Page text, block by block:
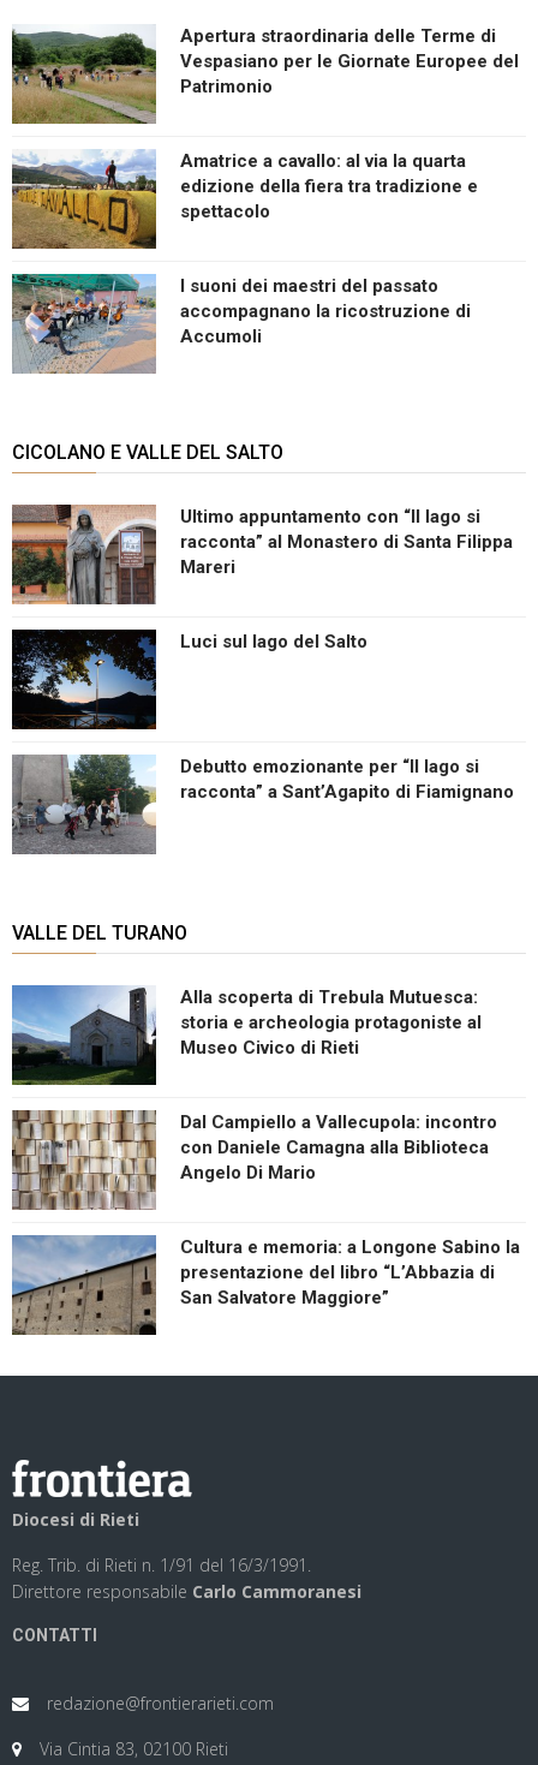
Apertura straordinaria delle Terme di
Vespasiano per le Giornate Europee del
Patrimonio
Amatrice a cavallo: al via la quarta
edizione della fiera tra tradizione e
spettacolo
I suoni dei maestri del passato
accompagnano la ricostruzione di
Accumoli
CICOLANO E VALLE DEL SALTO
Ultimo appuntamento con “Il lago si
racconta” al Monastero di Santa Filippa
Mareri
Luci sul lago del Salto
Debutto emozionante per “Il lago si
racconta” a Sant’Agapito di Fiamignano
VALLE DEL TURANO
Alla scoperta di Trebula Mutuesca:
storia e archeologia protagoniste al
Museo Civico di Rieti
Dal Campiello a Vallecupola: incontro
con Daniele Camagna alla Biblioteca
Angelo Di Mario
Cultura e memoria: a Longone Sabino la
presentazione del libro “L’Abbazia di
San Salvatore Maggiore”
Diocesi di Rieti
Reg. Trib. di Rieti n. 1/91 del 16/3/1991.
Direttore responsabile Carlo Cammoranesi
CONTATTI
redazione@frontierarieti.com
Via Cintia 83, 02100 Rieti